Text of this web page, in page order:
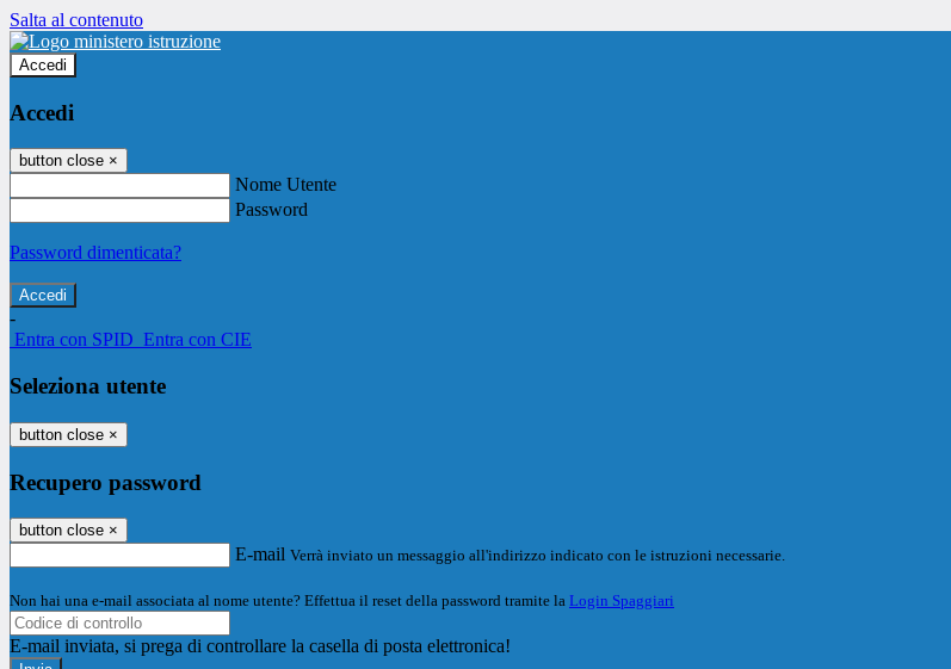
Salta al contenuto
Accedi
Accedi
button close ×
Nome Utente
Password
Password dimenticata?
-
Entra con SPID Entra con CIE
Seleziona utente
button close ×
Recupero password
button close ×
E-mail Verrà inviato un messaggio all'indirizzo indicato con le istruzioni necessarie.
Non hai una e-mail associata al nome utente? Effettua il reset della password tramite la Login Spaggiari
E-mail inviata, si prega di controllare la casella di posta elettronica!